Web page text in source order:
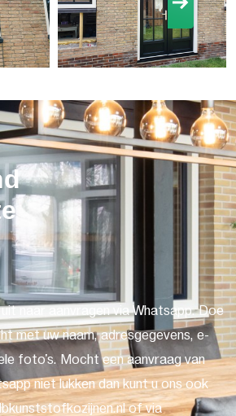
naar aanvragen via Whatsapp. Doe
met uw naam, adresgegevens, e-
foto's. Mocht een aanvraag van
niet lukken dan kunt u ons ook
of via